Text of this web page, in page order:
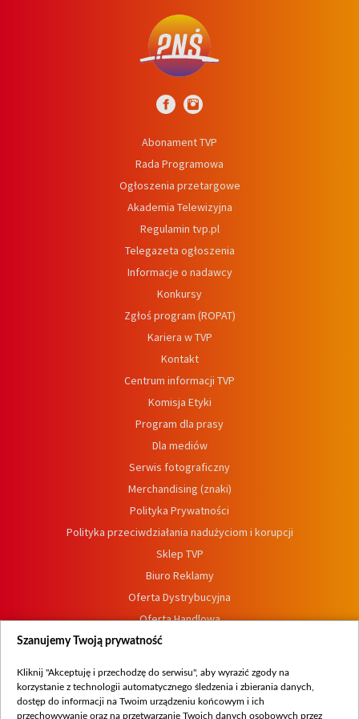
Abonament TVP
Rada Programowa
Ogłoszenia przetargowe
Akademia Telewizyjna
Regulamin tvp.pl
Telegazeta ogłoszenia
Informacje o nadawcy
Konkursy
Zgłoś program (ROPAT)
Kariera w TVP
Kontakt
Centrum informacji TVP
Komisja Etyki
Program dla prasy
Dla mediów
Serwis fotograficzny
Merchandising (znaki)
Polityka Prywatności
Polityka przeciwdziałania nadużyciom i korupcji
Sklep TVP
Biuro Reklamy
Oferta Dystrybucyjna
Oferta Handlowa
Dostępność
Procedura zgłoszeń wewnętrznych
Szanujemy Twoją prywatność
Kliknij "Akceptuję i przechodzę do serwisu", aby wyrazić zgody na
korzystanie z technologii automatycznego śledzenia i zbierania danych,
dostęp do informacji na Twoim urządzeniu końcowym i ich
przechowywanie oraz na przetwarzanie Twoich danych osobowych przez